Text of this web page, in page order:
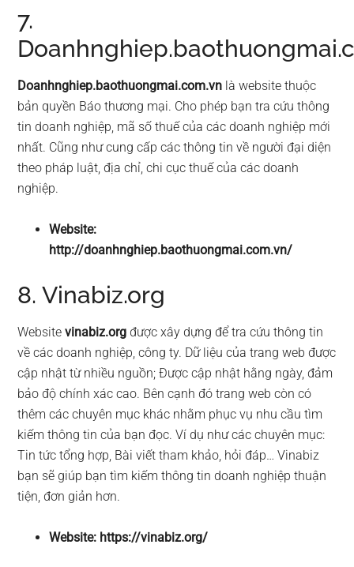
7.
Doanhnghiep.baothuongmai.com.vn là website thuộc
bản quyền Báo thương mại. Cho phép bạn tra cứu thông
tin doanh nghiệp, mã số thuế của các doanh nghiệp mới
nhất. Cũng như cung cấp các thông tin về người đại diện
theo pháp luật, địa chỉ, chi cục thuế của các doanh
nghiệp.
Website:
http://doanhnghiep.baothuongmai.com.vn/
8. Vinabiz.org
Websitevinabiz.org được xây dựng để tra cứu thông tin
về các doanh nghiệp, công ty. Dữ liệu của trang web được
cập nhật từ nhiều nguồn; Được cập nhật hằng ngày, đảm
bảo độ chính xác cao. Bên cạnh đó trang web còn có
thêm các chuyên mục khác nhằm phục vụ nhu cầu tìm
kiếm thông tin của bạn đọc. Ví dụ như các chuyên mục:
Tin tức tổng hợp, Bài viết tham khảo, hỏi đáp… Vinabiz
bạn sẽ giúp bạn tìm kiếm thông tin doanh nghiệp thuận
tiện, đơn giản hơn.
Website: https://vinabiz.org/